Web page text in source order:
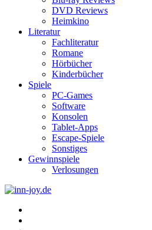
DVD Reviews
Heimkino
Literatur
Fachliteratur
Romane
Hörbücher
Kinderbücher
Spiele
PC-Games
Software
Konsolen
Tablet-Apps
Escape-Spiele
Sonstiges
Gewinnspiele
Verlosungen